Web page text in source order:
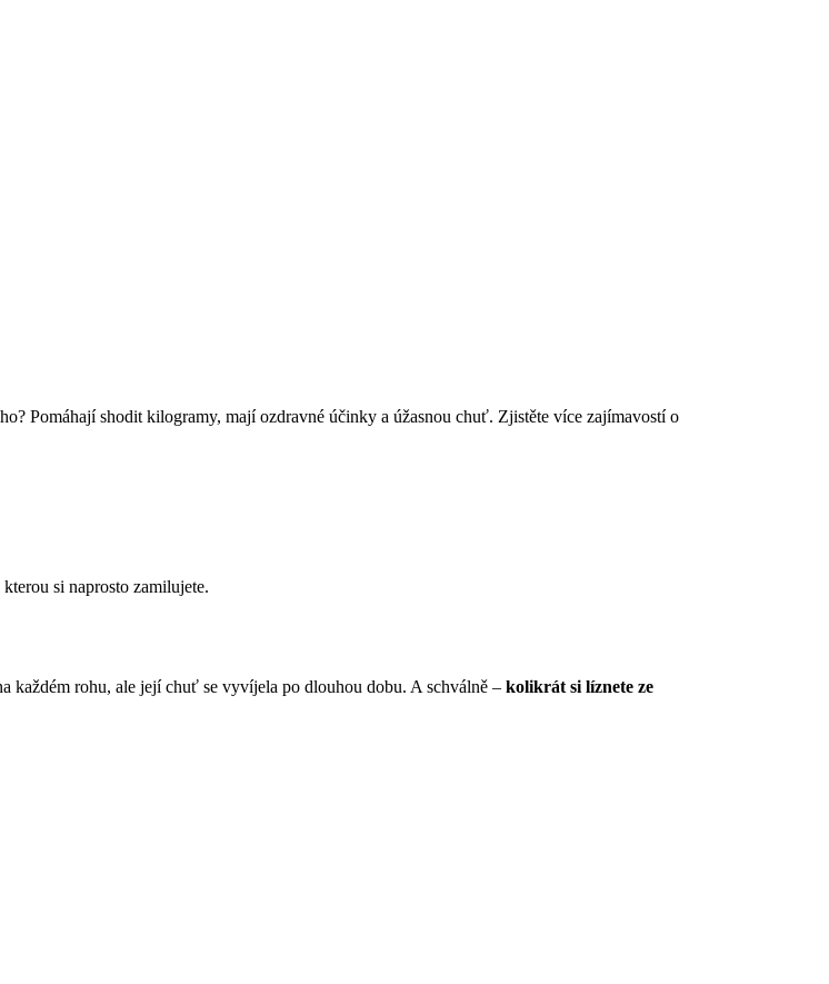
Pomáhají shodit kilogramy, mají ozdravné účinky a úžasnou chuť. Zjistěte více zajímavostí o
kterou si naprosto zamilujete.
každém rohu, ale její chuť se vyvíjela po dlouhou dobu. A schválně – kolikrát si líznete ze